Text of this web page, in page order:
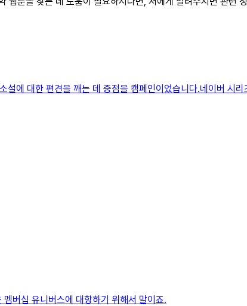
에 대한 편견을 깨는 데 중점을 캠페인이었습니다.네이버 시
버십 유니버스에 대항하기 위해서 말이죠.